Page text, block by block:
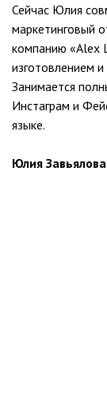
Сейчас Юлия
маркетинговый
компанию «Alex
изготовлением
Занимается
Инстаграм и
языке.
Юлия